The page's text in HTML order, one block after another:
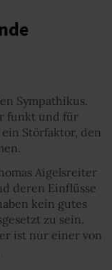
Sympathikus.
funkt und für
Störfaktor, den
Aigelsreiter
deren Einflüsse
kein gutes
zu sein.
ist nur einer von